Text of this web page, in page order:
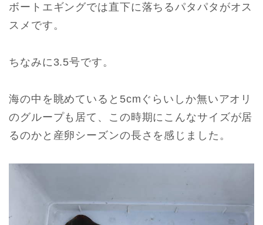
ボートエギングでは直下に落ちるパタパタがオス
スメです。
ちなみに3.5号です。
海の中を眺めていると5cmぐらいしか無いアオリ
のグループも居て、この時期にこんなサイズが居
るのかと産卵シーズンの長さを感じました。